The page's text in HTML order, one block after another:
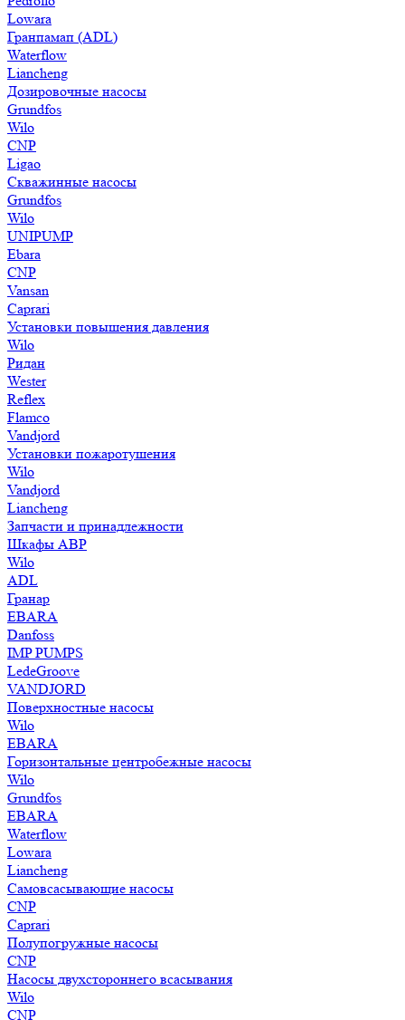
Lowara
Гранпамап (ADL)
Waterflow
Liancheng
Дозировочные насосы
Grundfos
Wilo
CNP
Ligao
Скважинные насосы
Grundfos
Wilo
UNIPUMP
Ebara
CNP
Vansan
Caprari
Установки повышения давления
Wilo
Ридан
Wester
Reflex
Flamco
Vandjord
Установки пожаротушения
Wilo
Vandjord
Liancheng
Запчасти и принадлежности
Шкафы АВР
Wilo
ADL
Гранар
EBARA
Danfoss
IMP PUMPS
LedeGroove
VANDJORD
Поверхностные насосы
Wilo
EBARA
Горизонтальные центробежные насосы
Wilo
Grundfos
EBARA
Waterflow
Lowara
Liancheng
Самовсасывающие насосы
CNP
Caprari
Полупогружные насосы
CNP
Насосы двухстороннего всасывания
Wilo
CNP